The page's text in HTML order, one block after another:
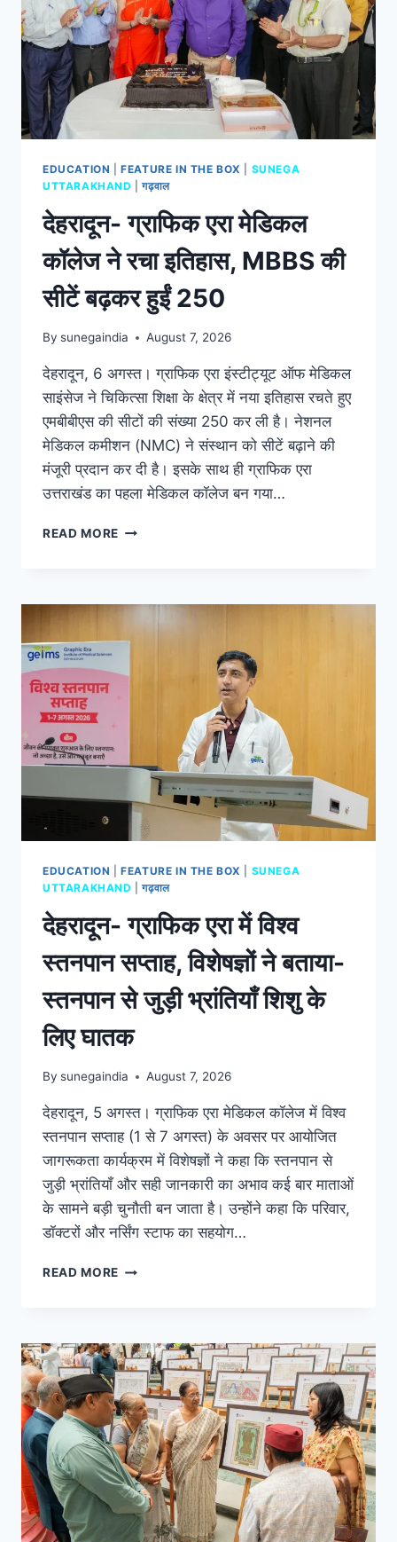
EDUCATION |FEATURE IN THE BOX
SUNEGA
UTTARAKHAND
|गढ़वाल
देहरादून- ग्राफिक एरा मेडिकल
कॉलेज ने रचा इतिहास, MBBS की
सीटें बढ़कर हुईं 250
By sunegaindia August 7, 2026
देहरादून, 6 अगस्त। ग्राफिक एरा इंस्टीट्यूट ऑफ मेडिकल
साइंसेज ने चिकित्सा शिक्षा के क्षेत्र में नया इतिहास रचते हुए
एमबीबीएस की सीटों की संख्या 250 कर ली है। नेशनल
मेडिकल कमीशन (NMC) ने संस्थान को सीटें बढ़ाने की
मंजूरी प्रदान कर दी है। इसके साथ ही ग्राफिक एरा
उत्तराखंड का पहला मेडिकल कॉलेज बन गया…
READ MORE
EDUCATION |FEATURE IN THE BOX
SUNEGA
UTTARAKHAND
|गढ़वाल
देहरादून- ग्राफिक एरा में विश्व
स्तनपान सप्ताह, विशेषज्ञों ने बताया-
स्तनपान से जुड़ी भ्रांतियाँ शिशु के
लिए घातक
By sunegaindia August 7, 2026
देहरादून, 5 अगस्त। ग्राफिक एरा मेडिकल कॉलेज में विश्व
स्तनपान सप्ताह (1 से 7 अगस्त) के अवसर पर आयोजित
जागरूकता कार्यक्रम में विशेषज्ञों ने कहा कि स्तनपान से
जुड़ी भ्रांतियाँ और सही जानकारी का अभाव कई बार माताओं
के सामने बड़ी चुनौती बन जाता है। उन्होंने कहा कि परिवार,
डॉक्टरों और नर्सिंग स्टाफ का सहयोग…
READ MORE